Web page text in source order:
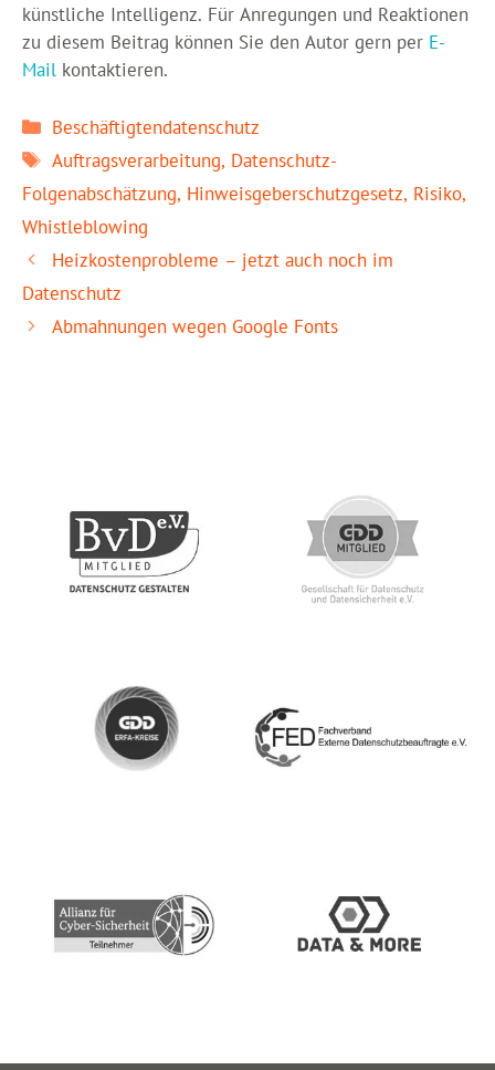
künstliche Intelligenz. Für Anregungen und Reaktionen
zu diesem Beitrag können Sie den Autor gern per E-
Mail kontaktieren.
Kategorien
Beschäftigtendatenschutz
Schlagwörter
Auftragsverarbeitung, Datenschutz-
Folgenabschätzung, Hinweisgeberschutzgesetz, Risiko,
Whistleblowing
Heizkostenprobleme – jetzt auch noch im
Datenschutz
Abmahnungen wegen Google Fonts